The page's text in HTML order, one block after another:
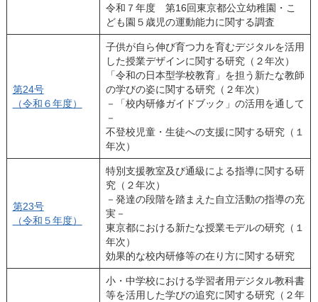
令和７年度 第16回東京都公立幼稚園・こ
ども園５歳児の運動能力に関する調査
第24号
（令和６年度）
子供が自ら伸び育つ力を育むデジタルを活用
した授業デザインに関する研究（２年次）
「令和の日本型学校教育」を担う新たな教師
の学びの姿に関する研究（２年次）
－「校内研修ガイドブック」の活用を通して
－
不登校児童・生徒への支援に関する研究（１
年次）
第23号
（令和５年度）
特別支援教室及び通級による指導に関する研
究（２年次）
－発達の段階を踏まえた自立活動の指導の充
実－
東京都における新たな授業モデルの研究（１
年次）
効果的な校内研修等の在り方に関する研究
小・中学校における学習者用デジタル教科書
等を活用した学びの追究に関する研究（２年